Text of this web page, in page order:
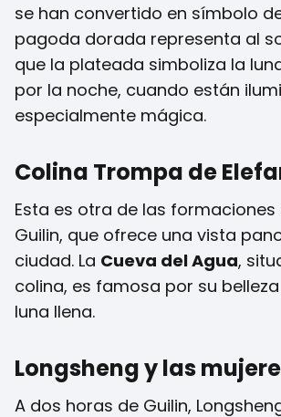
se han convertido en símbolo
pagoda dorada representa al
que la plateada simboliza la
por la noche, cuando están
especialmente mágica.
Colina Trompa de
Esta es otra de las
Guilin, que ofrece una vista
ciudad. La Cueva del Agua,
colina, es famosa por su
luna llena.
Longsheng y las
A dos horas de Guilin,